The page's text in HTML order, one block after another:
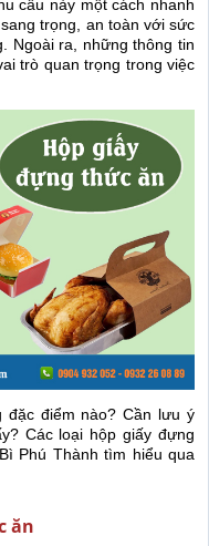
cầu này một cách nhanh
trọng, an toàn với sức
Ngoài ra, những thông tin
trò quan trọng trong việc
đặc điểm nào? Cần lưu ý
Các loại hộp giấy đựng
Phú Thành tìm hiểu qua
ăn